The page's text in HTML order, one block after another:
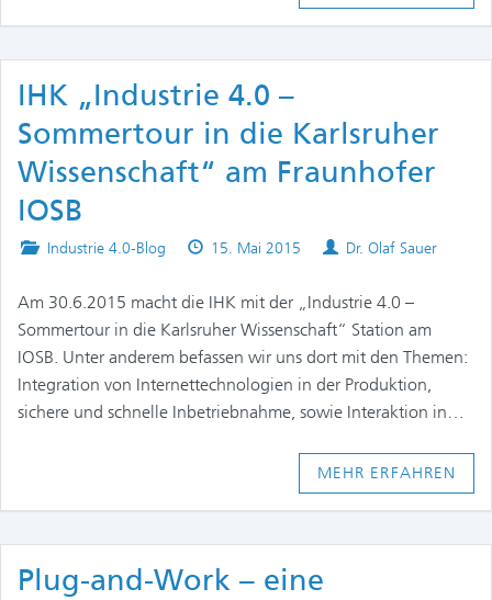
IHK „Industrie 4.0 –
Sommertour in die Karlsruher
Wissenschaft“ am Fraunhofer
IOSB
Posted
Industrie 4.0-Blog
Published
15. Mai 2015 Authors
Dr. Olaf Sauer
Am 30.6.2015 macht die IHK mit der „Industrie 4.0 –
Sommertour in die Karlsruher Wissenschaft“ Station am
IOSB. Unter anderem befassen wir uns dort mit den Themen:
Integration von Internettechnologien in der Produktion,
sichere und schnelle Inbetriebnahme, sowie Interaktion in…
MEHR ERFAHREN
Plug-and-Work – eine